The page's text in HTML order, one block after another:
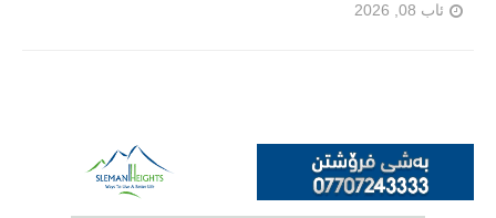
ئاب 08, 2026